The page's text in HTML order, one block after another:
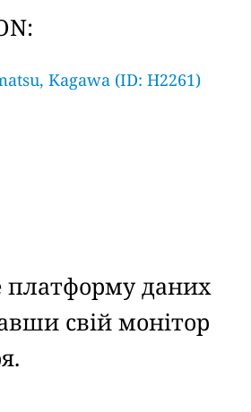
Kagawa (ID: H2261)
платформу даних
свій монітор